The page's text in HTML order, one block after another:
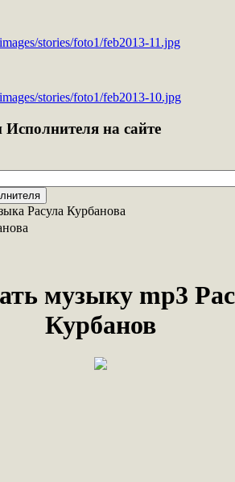
stories/foto1/feb2013-11.jpg
stories/foto1/feb2013-10.jpg
на сайте
Расула Курбанова
музыку mp3
Курбанов